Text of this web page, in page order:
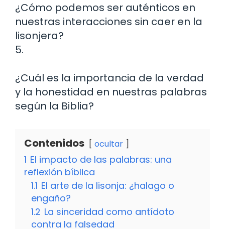
¿Cómo podemos ser auténticos en
nuestras interacciones sin caer en la
lisonjera?
5.
¿Cuál es la importancia de la verdad
y la honestidad en nuestras palabras
según la Biblia?
Contenidos ocultar
1 El impacto de las palabras: una
reflexión bíblica
1.1 El arte de la lisonja: ¿halago o
engaño?
1.2 La sinceridad como antídoto
contra la falsedad